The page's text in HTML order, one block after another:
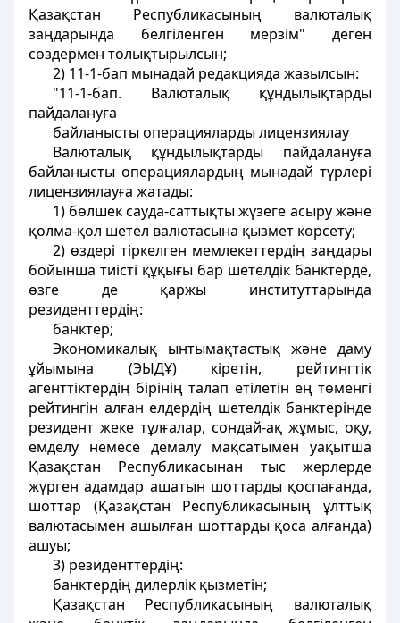
Қазақстан Республикасының валюталық
заңдарында белгіленген мерзім" деген
сөздермен толықтырылсын;
2) 11-1-бап мынадай редакцияда жазылсын:
"11-1-бап. Валюталық құндылықтарды
пайдалануға
байланысты операцияларды лицензиялау
Валюталық құндылықтарды пайдалануға
байланысты операциялардың мынадай түрлері
лицензиялауға жатады:
1) бөлшек сауда-саттықты жүзеге асыру және
қолма-қол шетел валютасына қызмет көрсету;
2) өздері тіркелген мемлекеттердің заңдары
бойынша тиісті құқығы бар шетелдік банктерде,
өзге де қаржы институттарында
резиденттердің:
банктер;
Экономикалық ынтымақтастық және даму
ұйымына (ЭЫДҰ) кіретін, рейтингтік
агенттіктердің бірінің талап етілетін ең төменгі
рейтингін алған елдердің шетелдік банктерінде
резидент жеке тұлғалар, сондай-ақ жұмыс, оқу,
емделу немесе демалу мақсатымен уақытша
Қазақстан Республикасынан тыс жерлерде
жүрген адамдар ашатын шоттарды қоспағанда,
шоттар (Қазақстан Республикасының ұлттық
валютасымен ашылған шоттарды қоса алғанда)
ашуы;
3) резиденттердің:
банктердің дилерлік қызметін;
Қазақстан Республикасының валюталық